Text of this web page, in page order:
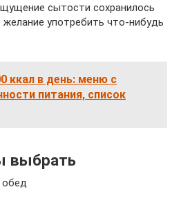
сытости сохранилось
употребить что-нибудь
ккал в день: меню с
питания, список
выбрать
обед